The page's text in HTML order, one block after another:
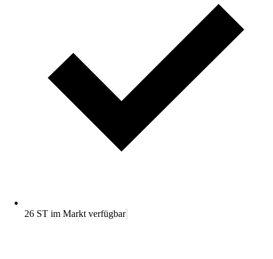
26 ST im Markt verfügbar